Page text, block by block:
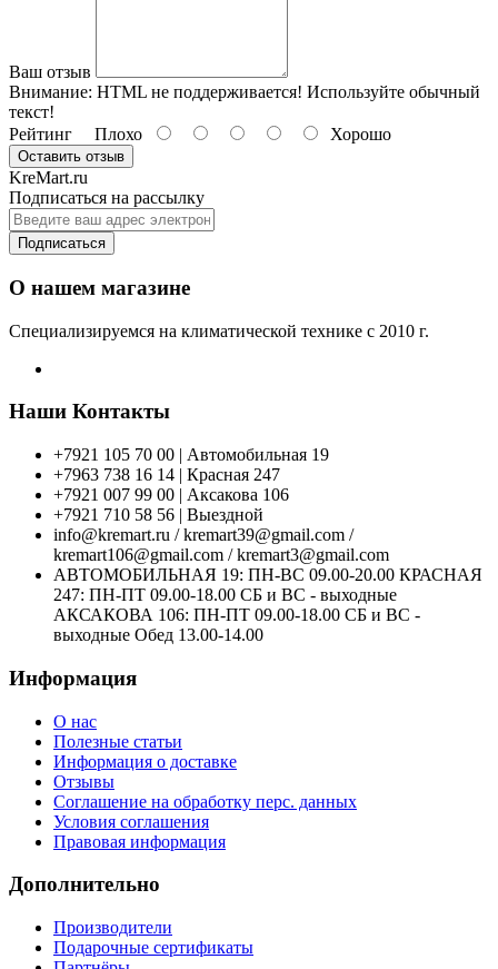
Ваш отзыв
Внимание: HTML не поддерживается! Используйте обычный
текст!
Рейтинг Плохо Хорошо
Оставить отзыв
KreMart.ru
Подписаться на рассылку
Подписаться
О нашем магазине
Специализируемся на климатической технике с 2010 г.
Наши Контакты
+7921 105 70 00 | Автомобильная 19
+7963 738 16 14 | Красная 247
+7921 007 99 00 | Аксакова 106
+7921 710 58 56 | Выездной
info@kremart.ru / kremart39@gmail.com /
kremart106@gmail.com / kremart3@gmail.com
АВТОМОБИЛЬНАЯ 19: ПН-ВС 09.00-20.00 КРАСНАЯ
247: ПН-ПТ 09.00-18.00 СБ и ВС - выходные
АКСАКОВА 106: ПН-ПТ 09.00-18.00 СБ и ВС -
выходные Обед 13.00-14.00
Информация
О нас
Полезные статьи
Информация о доставке
Отзывы
Соглашение на обработку перс. данных
Условия соглашения
Правовая информация
Дополнительно
Производители
Подарочные сертификаты